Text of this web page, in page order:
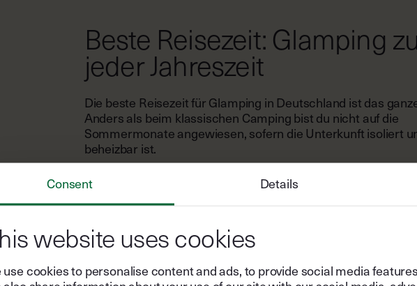
Consent Details
website uses cookies
use cookies to personalise content and ads, to provide social media
Beste Reisezeit: Glamping zu
jeder Jahreszeit
Die beste Reisezeit für Glamping in Deutschland ist das
Anders als beim klassischen Camping bist du nicht auf die
Sommermonate angewiesen, sofern die Unterkunft isoliert
beheizbar ist.
Im Frühling erwacht alles, von den ersten warmen
zu den Wiesen voller Farbe, und der große Trubel lässt noch
warten. Der Sommer bringt laue Nächte, Schwimmen im See
der Wald, und die goldene Stunde dauert gefühlt den ganzen
Nachmittag. Am gemütlichsten wird es im Winter in einer
Holzofen: draußen klirrend kalt, drinnen knisterndes Feuer.